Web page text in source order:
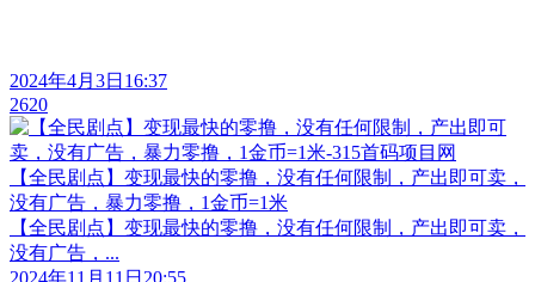
2024年4月3日16:37
2620
【全民剧点】变现最快的零撸，没有任何限制，产出即可卖，
没有广告，暴力零撸，1金币=1米
【全民剧点】变现最快的零撸，没有任何限制，产出即可卖，
没有广告，...
2024年11月11日20:55